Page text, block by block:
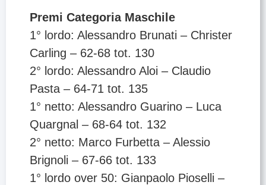
Premi Categoria Maschile
1° lordo: Alessandro Brunati – Christer
Carling – 62-68 tot. 130
2° lordo: Alessandro Aloi – Claudio
Pasta – 64-71 tot. 135
1° netto: Alessandro Guarino – Luca
Quargnal – 68-64 tot. 132
2° netto: Marco Furbetta – Alessio
Brignoli – 67-66 tot. 133
1° lordo over 50: Gianpaolo Pioselli –